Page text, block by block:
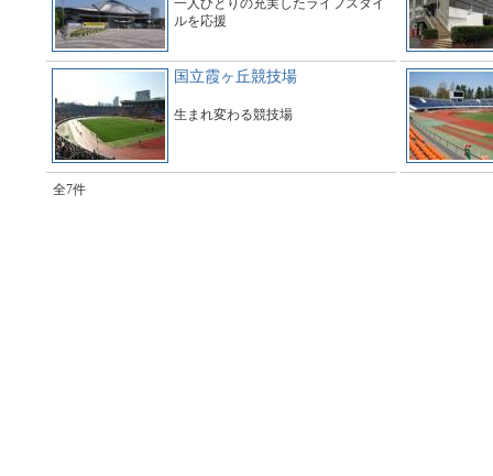
一人ひとりの充実したライフスタイ
ルを応援
国立霞ヶ丘競技場
生まれ変わる競技場
全7件